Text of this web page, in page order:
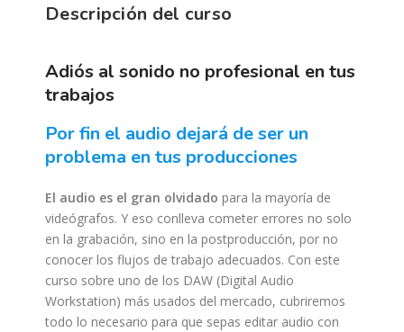
Descripción del curso
adiós al sonido no profesional en tus
trabajos
por fin el audio dejará de ser un
problema en tus producciones
El audio es el gran olvidado para la mayoría de
videógrafos. Y eso conlleva cometer errores no solo
en la grabación, sino en la postproducción, por no
conocer los flujos de trabajo adecuados. Con este
curso sobre uno de los DAW (Digital Audio
Workstation) más usados del mercado, cubriremos
todo lo necesario para que sepas editar audio con